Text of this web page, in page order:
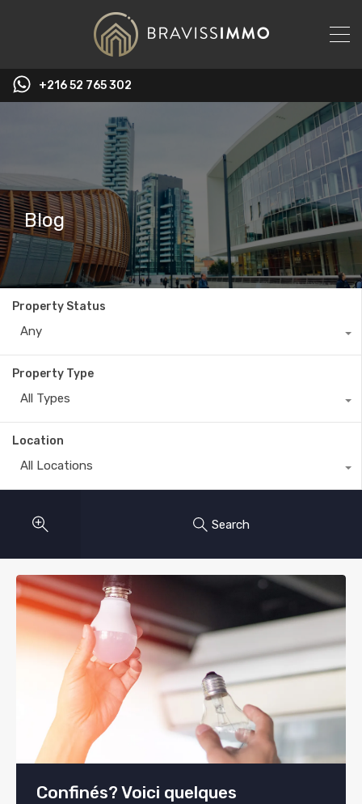
‭+216 52 765 302‬
Blog
Property Status
Any
Property Type
All Types
Location
All Locations
Search
Confinés? Voici quelques